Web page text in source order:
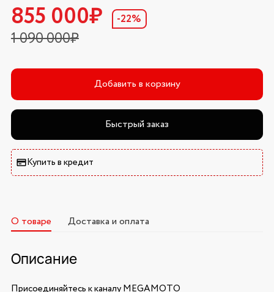
855 000₽
1 090 000₽
-22%
Добавить в корзину
Быстрый заказ
Купить в кредит
О товаре Доставка и оплата
Описание
Присоединяйтесь к каналу MEGAMOTO